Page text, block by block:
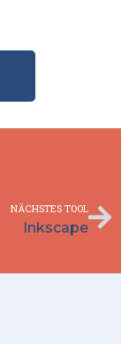
NÄCHSTES TOOL
Inkscape